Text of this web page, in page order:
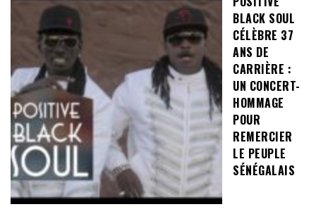
BLACK SOUL
CÉLÈBRE 37
ANS DE
CARRIÈRE :
UN CONCERT-
HOMMAGE
POUR
REMERCIER
LE PEUPLE
SÉNÉGALAIS